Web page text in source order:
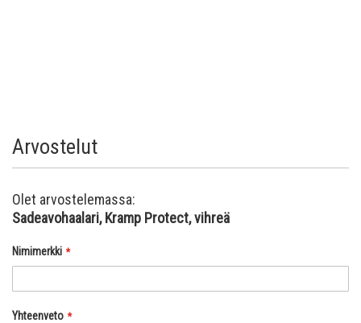
Arvostelut
Olet arvostelemassa:
Sadeavohaalari, Kramp Protect, vihreä
Nimimerkki
Yhteenveto